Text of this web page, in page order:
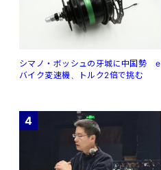
シマノ・ボッシュの牙城に中国勢 e
バイク変速機、トルク2倍で挑む
4